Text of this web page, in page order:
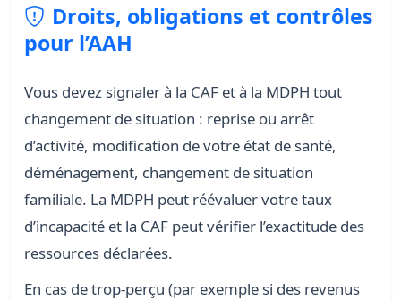
Droits, obligations et contrôles
pour l’AAH
Vous devez signaler à la CAF et à la MDPH tout
changement de situation : reprise ou arrêt
d’activité, modification de votre état de santé,
déménagement, changement de situation
familiale. La MDPH peut réévaluer votre taux
d’incapacité et la CAF peut vérifier l’exactitude des
ressources déclarées.
En cas de trop-perçu (par exemple si des revenus